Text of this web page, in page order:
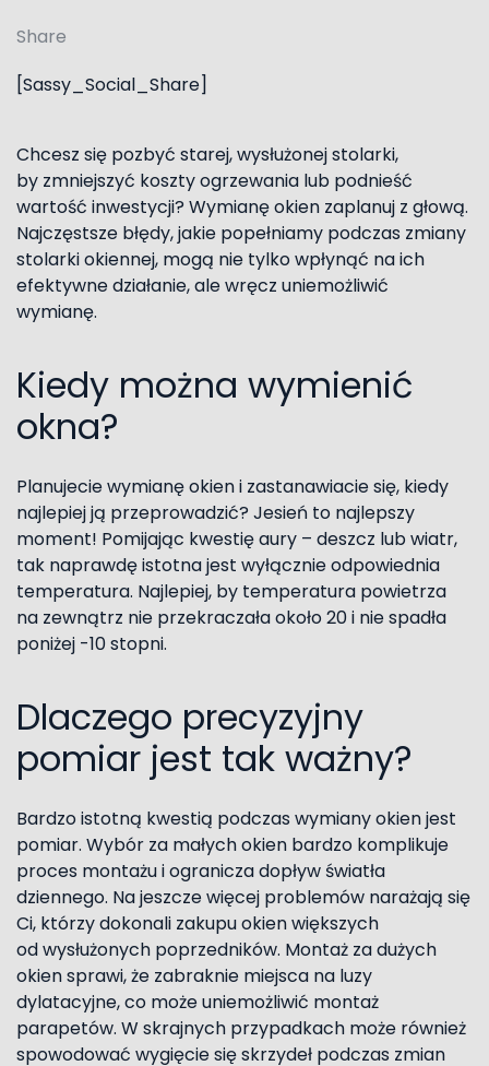
Share
[Sassy_Social_Share]
Chcesz się pozbyć starej, wysłużonej stolarki,
by zmniejszyć koszty ogrzewania lub podnieść
wartość inwestycji? Wymianę okien zaplanuj z głową.
Najczęstsze błędy, jakie popełniamy podczas zmiany
stolarki okiennej, mogą nie tylko wpłynąć na ich
efektywne działanie, ale wręcz uniemożliwić
wymianę.
Kiedy można wymienić
okna?
Planujecie wymianę okien i zastanawiacie się, kiedy
najlepiej ją przeprowadzić? Jesień to najlepszy
moment! Pomijając kwestię aury – deszcz lub wiatr,
tak naprawdę istotna jest wyłącznie odpowiednia
temperatura. Najlepiej, by temperatura powietrza
na zewnątrz nie przekraczała około 20 i nie spadła
poniżej -10 stopni.
Dlaczego precyzyjny
pomiar jest tak ważny?
Bardzo istotną kwestią podczas wymiany okien jest
pomiar. Wybór za małych okien bardzo komplikuje
proces montażu i ogranicza dopływ światła
dziennego. Na jeszcze więcej problemów narażają się
Ci, którzy dokonali zakupu okien większych
od wysłużonych poprzedników. Montaż za dużych
okien sprawi, że zabraknie miejsca na luzy
dylatacyjne, co może uniemożliwić montaż
parapetów. W skrajnych przypadkach może również
spowodować wygięcie się skrzydeł podczas zmian